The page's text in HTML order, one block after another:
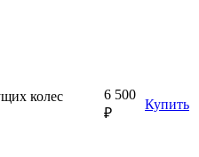
колес
6 500
₽
Купить